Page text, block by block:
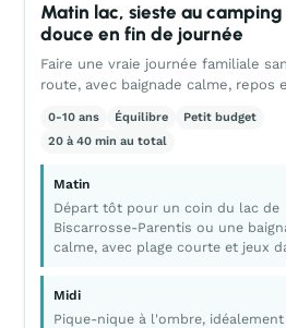
Matin lac, sieste au
douce en fin de journée
Faire une vraie journée familiale
route, avec baignade calme, repos
0-10 ans Équilibre
Petit budget
20 à 40 min au total
Matin
Départ tôt pour un coin du lac de
Biscarrosse-Parentis ou une
calme, avec plage courte et jeux
Midi
Pique-nique à l'ombre,